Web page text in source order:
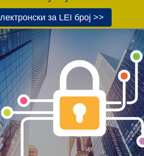
за LEI број >>